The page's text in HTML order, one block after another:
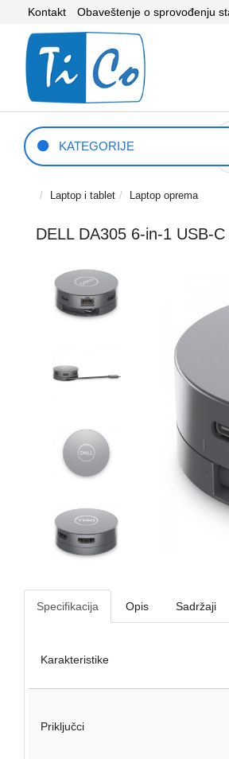
Kontakt Obaveštenje o sprovođenju
KATEGORIJE
Laptop i tablet Laptop oprema
DELL DA305 6-in-1 USB-
Specifikacija Opis Sadržaji
Karakteristike
Priključci